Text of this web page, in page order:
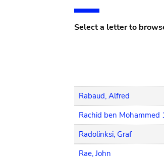
Select a letter to
Rabaud, Alfred
Rachid ben Mohammed
Radolinksi, Graf
Rae, John